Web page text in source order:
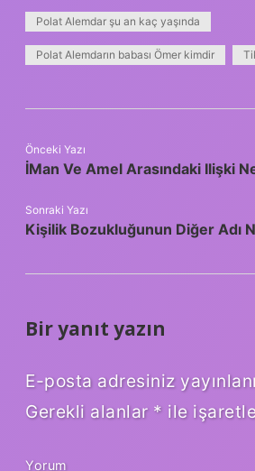
Polat Alemdar şu an kaç yaşında
Polat Alemdarın babası Ömer kimdir
Önceki Yazı
İMan Ve Amel Arasındaki Ilişki
Sonraki Yazı
Kişilik Bozukluğunun Diğer Adı
Bir yanıt yazın
E-posta adresiniz
Gerekli alanlar * ile
Yorum